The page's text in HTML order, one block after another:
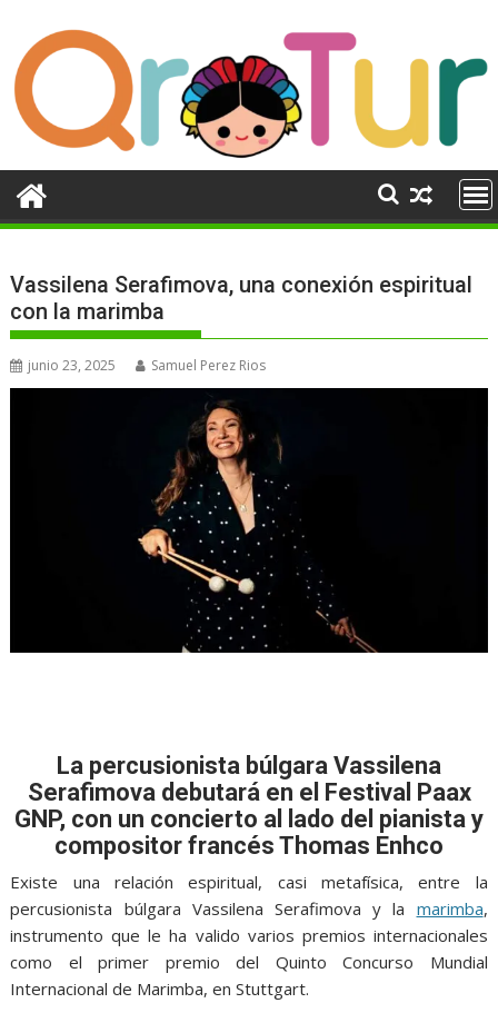
contenido
Vassilena Serafimova, una conexión espiritual
con la marimba
junio 23, 2025 Samuel Perez Rios
La percusionista búlgara Vassilena
Serafimova debutará en el Festival Paax
GNP, con un concierto al lado del pianista y
compositor francés Thomas Enhco
Existe una relación espiritual, casi metafísica, entre la
percusionista búlgara Vassilena Serafimova y la marimba,
instrumento que le ha valido varios premios internacionales
como el primer premio del Quinto Concurso Mundial
Internacional de Marimba, en Stuttgart.